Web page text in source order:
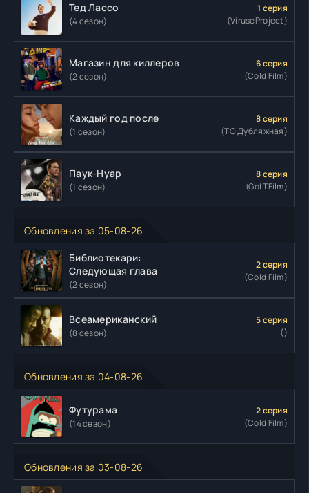
Тед Лассо
(4 сезон)
1 серия
(ViruseProject)
Магазин для киллеров
(2 сезон)
6 серия
(Cold Film)
Каждый год после
(1 сезон)
8 серия
(ТО Дубляжная)
Паук-Нуар
(1 сезон)
8 серия
(GoLTFilm)
Обновления за 05-08-26
Библиотекари:
Следующая глава
(2 сезон)
2 серия
(Cold Film)
Всеамериканский
(8 сезон)
5 серия
()
Обновления за 04-08-26
Футурама
(14 сезон)
2 серия
(Cold Film)
Обновления за 03-08-26